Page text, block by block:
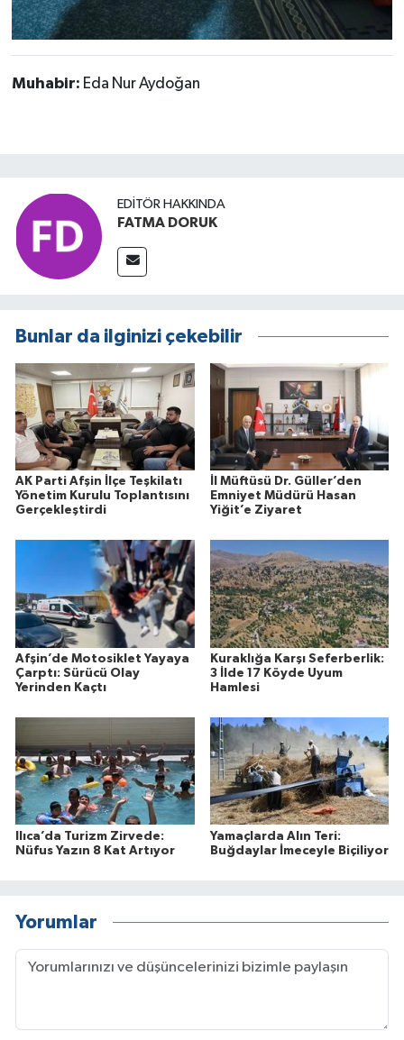
Muhabir: Eda Nur Aydoğan
EDITÖR HAKKINDA
FATMA DORUK
Bunlar da ilginizi çekebilir
AK Parti Afşin İlçe Teşkilatı
Yönetim Kurulu Toplantısını
Gerçekleştirdi
İl Müftüsü Dr. Güller’den
Emniyet Müdürü Hasan
Yiğit’e Ziyaret
Afşin’de Motosiklet Yayaya
Çarptı: Sürücü Olay
Yerinden Kaçtı
Kuraklığa Karşı Seferberlik:
3 İlde 17 Köyde Uyum
Hamlesi
Ilıca’da Turizm Zirvede:
Nüfus Yazın 8 Kat Artıyor
Yamaçlarda Alın Teri:
Buğdaylar İmeceyle Biçiliyor
Yorumlar